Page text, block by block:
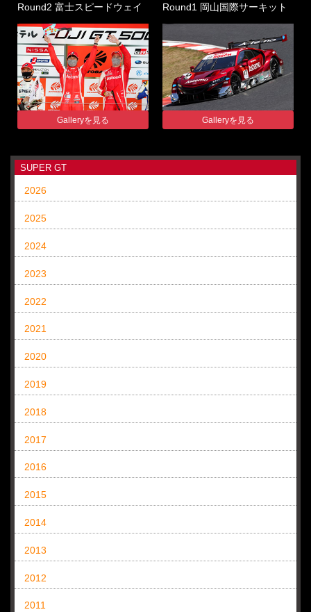
Round2 富士スピードウェイ
Galleryを見る
Round1 岡山国際サーキット
Galleryを見る
SUPER GT
2026
2025
2024
2023
2022
2021
2020
2019
2018
2017
2016
2015
2014
2013
2012
2011